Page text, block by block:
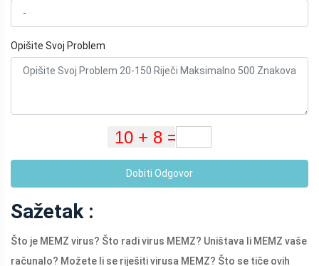
Opišite Svoj Problem
Dobiti Odgovor
Sažetak :
Što je MEMZ virus? Što radi virus MEMZ? Uništava li MEMZ vaše
računalo? Možete li se riješiti virusa MEMZ? Što se tiče ovih